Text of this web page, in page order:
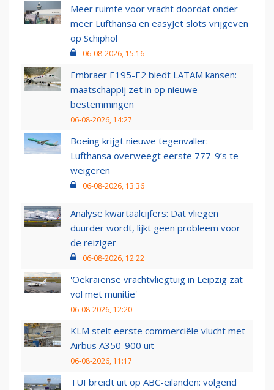
Meer ruimte voor vracht doordat onder
meer Lufthansa en easyJet slots vrijgeven
op Schiphol
06-08-2026, 15:16
Embraer E195-E2 biedt LATAM kansen:
maatschappij zet in op nieuwe
bestemmingen
06-08-2026, 14:27
Boeing krijgt nieuwe tegenvaller:
Lufthansa overweegt eerste 777-9’s te
weigeren
06-08-2026, 13:36
Analyse kwartaalcijfers: Dat vliegen
duurder wordt, lijkt geen probleem voor
de reiziger
06-08-2026, 12:22
'Oekraïense vrachtvliegtuig in Leipzig zat
vol met munitie'
06-08-2026, 12:20
KLM stelt eerste commerciële vlucht met
Airbus A350-900 uit
06-08-2026, 11:17
TUI breidt uit op ABC-eilanden: volgend